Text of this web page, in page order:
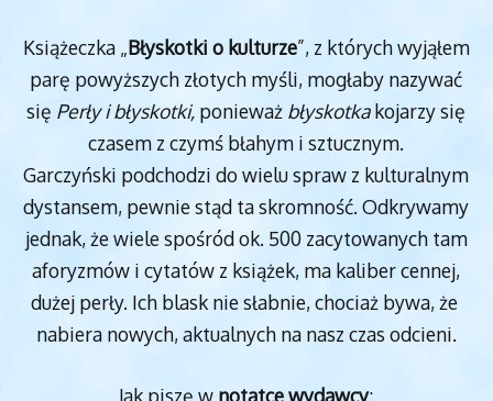
Książeczka „Błyskotki o kulturze”, z których wyjąłem
parę powyższych złotych myśli, mogłaby nazywać
się Perły i błyskotki, ponieważ błyskotkakojarzy się
czasem z czymś błahym i sztucznym.
Garczyński podchodzi do wielu spraw z kulturalnym
dystansem, pewnie stąd ta skromność. Odkrywamy
jednak, że wiele spośród ok. 500 zacytowanych tam
aforyzmów i cytatów z książek, ma kaliber cennej,
dużej perły. Ich blask nie słabnie, chociaż bywa, że
nabiera nowych, aktualnych na nasz czas odcieni.
Jak piszę w notatce wydawcy: